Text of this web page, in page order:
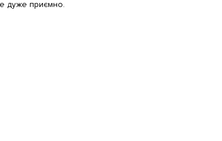
дуже приємно.